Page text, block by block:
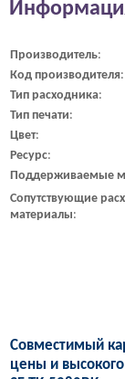
Производитель:
Код производителя:
Тип расходника:
Тип печати:
Цвет:
Ресурс:
Поддерживаемые
Сопутствующие
материалы:
Совместимый
цены и